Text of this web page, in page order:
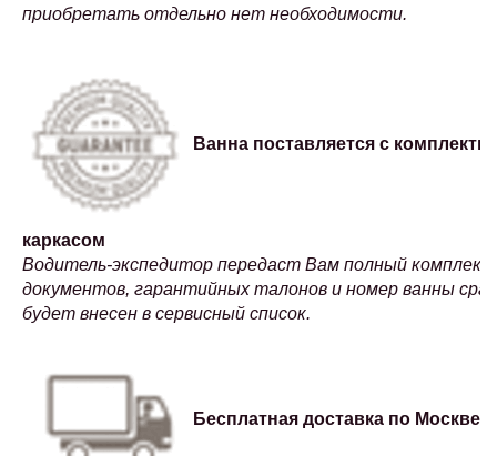
приобретать отдельно нет необходимости.
Ванна поставляется с
каркасом
Водитель-экспедитор передаст Вам полный комплект
документов, гарантийных талонов и номер ванны
будет внесен в сервисный список.
Бесплатная доставка по Москве и